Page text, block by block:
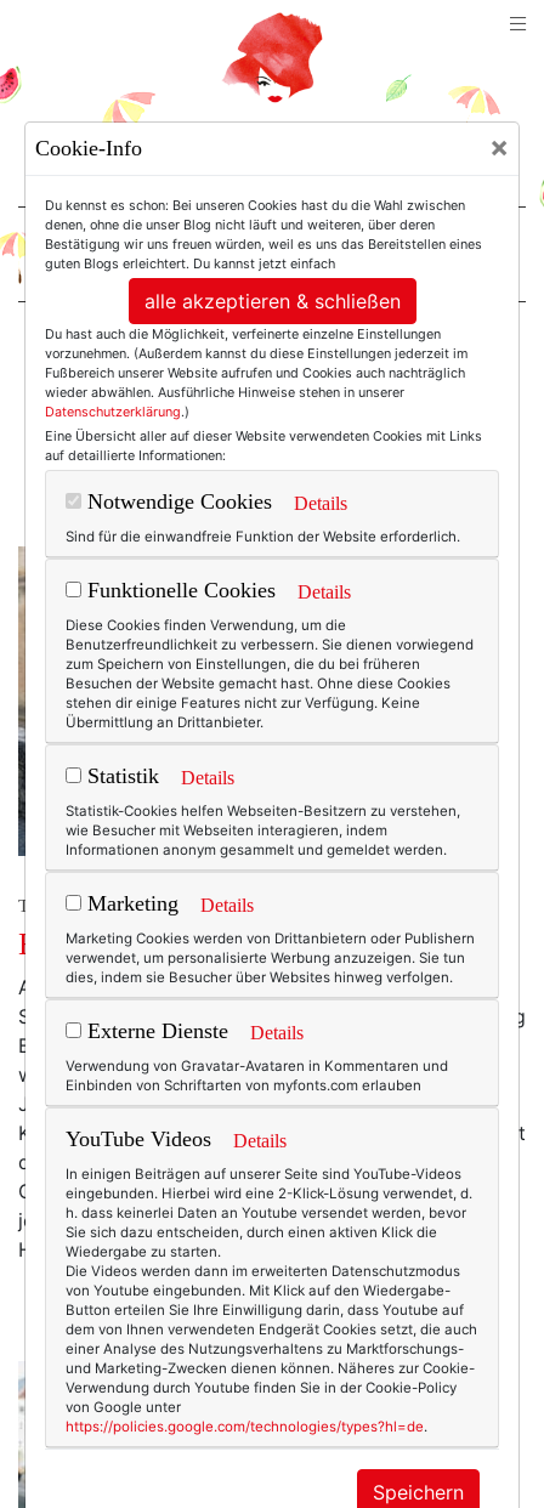
For Women. Not Girls.
Einträge mit dem
Tag: Uniqlo
TEXTERELLA IN DER PROVENCE
Blaue Stunde in der Provence
Als wir am Samstag vor einer Woche gen
Südfrankreich starteten, hatte ich tatsächlich ein wenig
Bammel. Die lange Strecke (über 1.000 Kilometer, die
wir in einem Rutsch durchfahren wollten!) in einem 10
Jahre alten Auto (bei dem erst kürzlich die
Klimaanlage geschwächelt hatte)! Die Hitze! Überhaupt
die Unsicherheit, diverse Kundenaufträge in einer
Gegend umzusetzen, die weder Martina noch ich
jemals vorher besucht hatten! Würde das gemietete
Häuschen aus dem 16. Jahrhundert tatsächlich so…
mehr
Cookie-Info ×
Du kennst es schon: Bei unseren Cookies hast du die Wahl zwischen
denen, ohne die unser Blog nicht läuft und weiteren, über deren
Bestätigung wir uns freuen würden, weil es uns das Bereitstellen eines
guten Blogs erleichtert. Du kannst jetzt einfach
alle akzeptieren & schließen
Du hast auch die Möglichkeit, verfeinerte einzelne Einstellungen
vorzunehmen. (Außerdem kannst du diese Einstellungen jederzeit im
Fußbereich unserer Website aufrufen und Cookies auch nachträglich
wieder abwählen. Ausführliche Hinweise stehen in unserer
Datenschutzerklärung.)
Eine Übersicht aller auf dieser Website verwendeten Cookies mit Links
auf detaillierte Informationen:
Notwendige Cookies Details
Sind für die einwandfreie Funktion der Website erforderlich.
Funktionelle Cookies Details
Diese Cookies finden Verwendung, um die
Benutzerfreundlichkeit zu verbessern. Sie dienen vorwiegend
zum Speichern von Einstellungen, die du bei früheren
Besuchen der Website gemacht hast. Ohne diese Cookies
stehen dir einige Features nicht zur Verfügung. Keine
Übermittlung an Drittanbieter.
Statistik Details
Statistik-Cookies helfen Webseiten-Besitzern zu verstehen,
wie Besucher mit Webseiten interagieren, indem
Informationen anonym gesammelt und gemeldet werden.
Marketing Details
Marketing Cookies werden von Drittanbietern oder Publishern
verwendet, um personalisierte Werbung anzuzeigen. Sie tun
dies, indem sie Besucher über Websites hinweg verfolgen.
Externe Dienste Details
Verwendung von Gravatar-Avataren in Kommentaren und
Einbinden von Schriftarten von myfonts.com erlauben
YouTube Videos Details
In einigen Beiträgen auf unserer Seite sind YouTube-Videos
eingebunden. Hierbei wird eine 2-Klick-Lösung verwendet, d.
h. dass keinerlei Daten an Youtube versendet werden, bevor
Sie sich dazu entscheiden, durch einen aktiven Klick die
Wiedergabe zu starten.
Die Videos werden dann im erweiterten Datenschutzmodus
von Youtube eingebunden. Mit Klick auf den Wiedergabe-
Button erteilen Sie Ihre Einwilligung darin, dass Youtube auf
dem von Ihnen verwendeten Endgerät Cookies setzt, die auch
einer Analyse des Nutzungsverhaltens zu Marktforschungs-
und Marketing-Zwecken dienen können. Näheres zur Cookie-
Verwendung durch Youtube finden Sie in der Cookie-Policy
von Google unter
https://policies.google.com/technologies/types?hl=de.
Speichern